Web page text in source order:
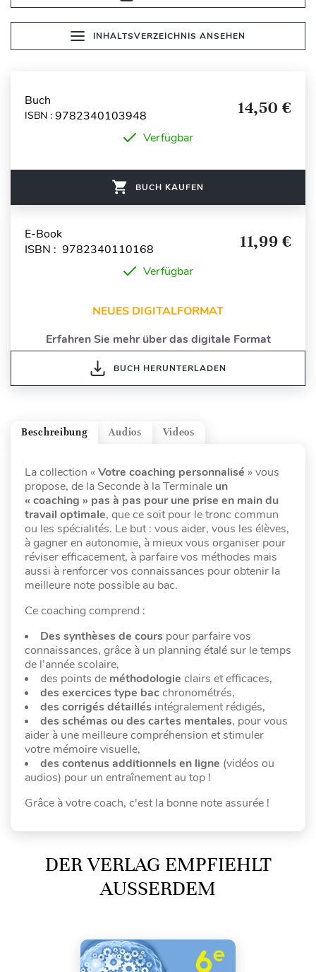
INHALTSVERZEICHNIS ANSEHEN
Buch
ISBN : 9782340103948 14,50 €
Verfügbar
BUCH KAUFEN
E-Book
ISBN : 9782340110168
11,99 €
Verfügbar
NEUES DIGITALFORMAT
Erfahren Sie mehr über das digitale Format
BUCH HERUNTERLADEN
Videos
Audios
Beschreibung
La collection « Votre coaching personnalisé » vous
propose, de la Seconde à la Terminale un
« coaching » pas à pas pour une prise en main du
travail optimale, que ce soit pour le tronc commun
ou les spécialités. Le but : vous aider, vous les élèves,
à gagner en autonomie, à mieux vous organiser pour
réviser efficacement, à parfaire vos méthodes mais
aussi à renforcer vos connaissances pour obtenir la
meilleure note possible au bac.
Ce coaching comprend :
Des synthèses de cours pour parfaire vos
connaissances, grâce à un planning étalé sur le temps
de l’année scolaire,
des points de méthodologie clairs et efficaces,
des exercices type bacchronométrés,
des corrigés détaillés intégralement rédigés,
des schémas ou des cartes mentales, pour vous
aider à une meilleure compréhension et stimuler
votre mémoire visuelle,
des contenus additionnels en ligne (vidéos ou
audios) pour un entraînement au top !
Grâce à votre coach, c'est la bonne note assurée !
DER VERLAG EMPFIEHLT
AUSSERDEM